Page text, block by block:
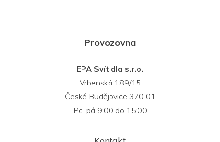
Provozovna
EPA Svítidla s.r.o.
Vrbenská 189/15
České Budějovice 370 01
Po-pá 9:00 do 15:00